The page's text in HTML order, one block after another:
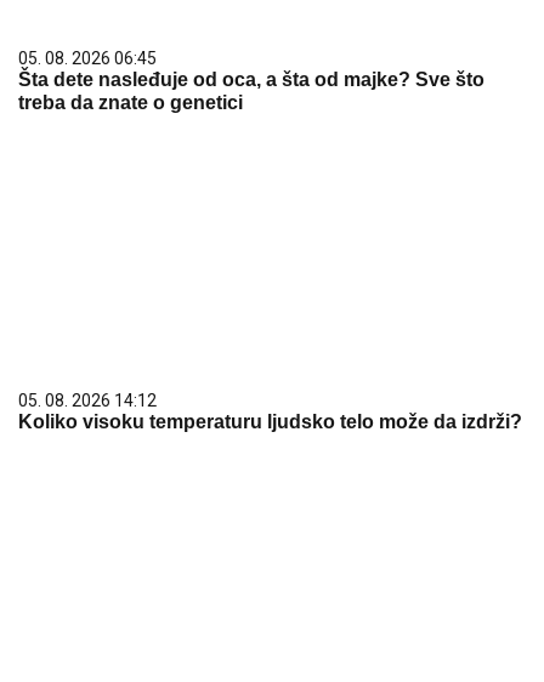
05. 08. 2026 06:45
Šta dete nasleđuje od oca, a šta od majke? Sve što
treba da znate o genetici
05. 08. 2026 14:12
Koliko visoku temperaturu ljudsko telo može da izdrži?